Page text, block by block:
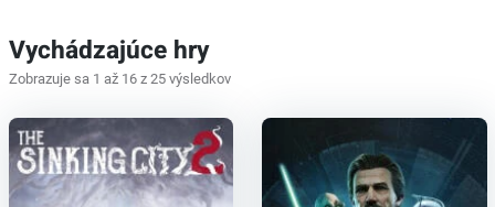
Vychádzajúce hry
Zobrazuje sa 1 až 16 z 25 výsledkov